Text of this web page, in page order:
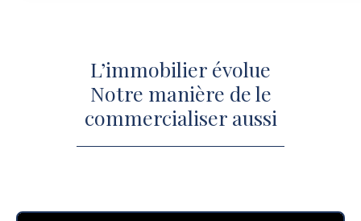
L’immobilier évolue
Notre manière de le
commercialiser aussi